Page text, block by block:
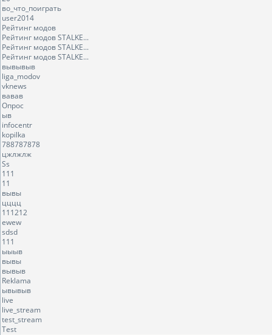
во_что_поиграть
user2014
Рейтинг модов
Рейтинг модов STALKE...
Рейтинг модов STALKE...
Рейтинг модов STALKE...
вывывыв
liga_modov
vknews
вавав
Опрос
ыв
infocentr
kopilka
788787878
цжлжлж
Ss
111
11
вывы
цццц
111212
ewew
sdsd
111
ыыыв
вывы
вывыв
Reklama
ывывыв
live
live_stream
test_stream
Test